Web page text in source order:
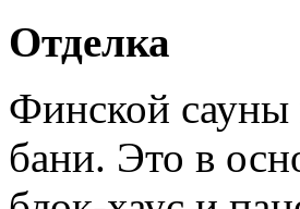
Отделка
Финской сауны
бани. Это в